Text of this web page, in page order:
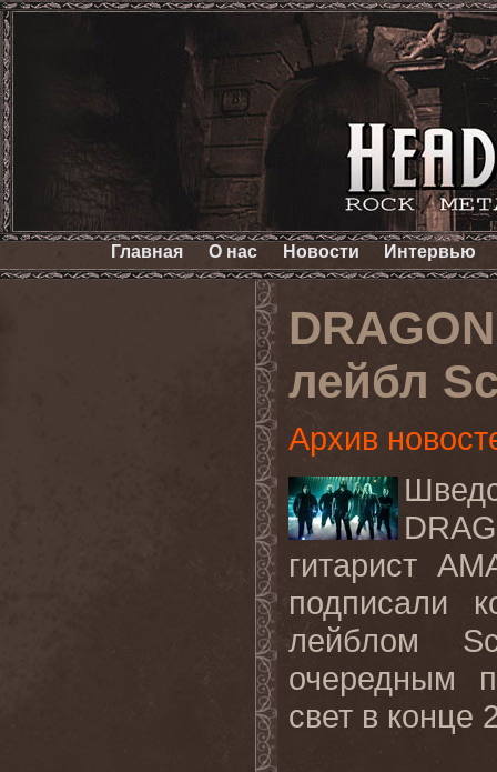
Главная О нас Новости Интервью
лейбл
Архив
гитарист
подписали
лейблом
очередным
свет в конце